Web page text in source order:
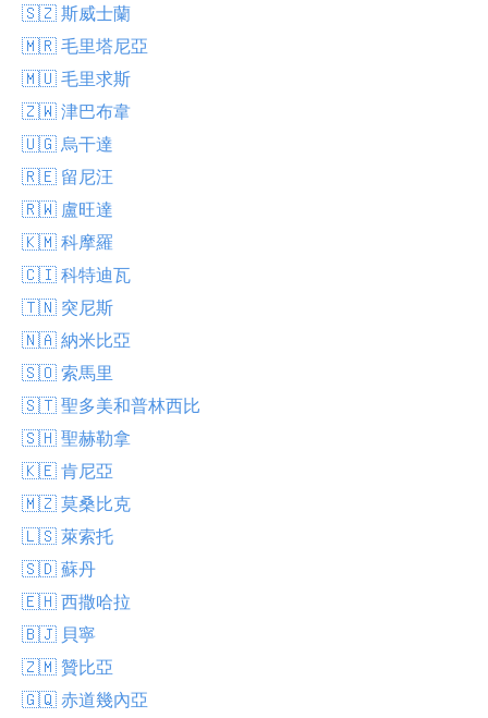
🇸🇿 斯威士蘭
🇲🇷 毛里塔尼亞
🇲🇺 毛里求斯
🇿🇼 津巴布韋
🇺🇬 烏干達
🇷🇪 留尼汪
🇷🇼 盧旺達
🇰🇲 科摩羅
🇨🇮 科特迪瓦
🇹🇳 突尼斯
🇳🇦 納米比亞
🇸🇴 索馬里
🇸🇹 聖多美和普林西比
🇸🇭 聖赫勒拿
🇰🇪 肯尼亞
🇲🇿 莫桑比克
🇱🇸 萊索托
🇸🇩 蘇丹
🇪🇭 西撒哈拉
🇧🇯 貝寧
🇿🇲 贊比亞
🇬🇶 赤道幾內亞